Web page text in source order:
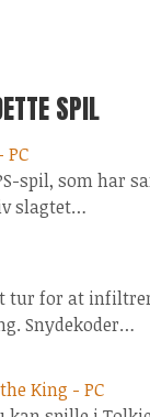
SPIL
PC
spil, som har
slagtet…
for at
Snydekoder…
King - PC